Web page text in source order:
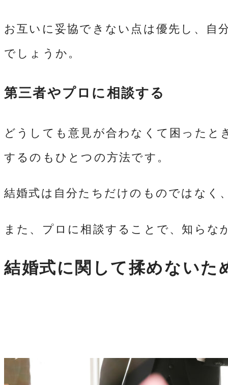
お互いに妥協できない点は優先し、自
でしょうか。
第三者やプロに相談する
どうしても意見が合わなくて困ったと
するのもひとつの方法です。
結婚式は自分たちだけのものではなく
また、プロに相談することで、知ら
結婚式に関して揉めないた